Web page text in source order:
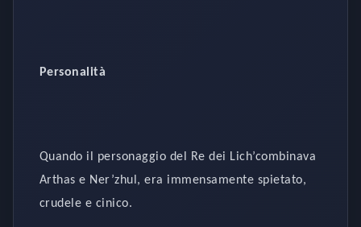
Personalità
Quando il personaggio del Re dei Lich’combinava
Arthas e Ner’zhul, era immensamente spietato,
crudele e cinico.